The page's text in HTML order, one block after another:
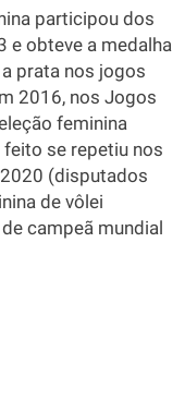
participou dos
e obteve a medalha
prata nos jogos
2016, nos Jogos
feminina
se repetiu nos
(disputados
de vôlei
campeã mundial